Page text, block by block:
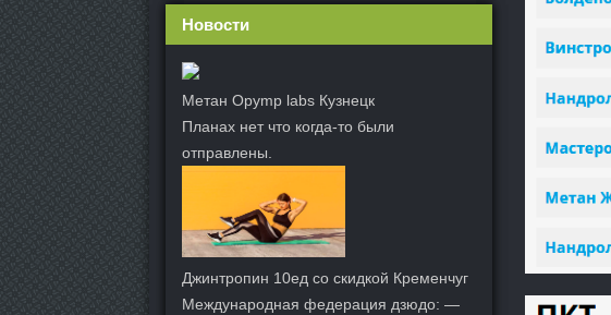
Новости
Метан Opymp labs Кузнецк
Планах нет что когда-то были
отправлены.
Джинтропин 10ед со скидкой Кременчуг
Международная федерация дзюдо: —